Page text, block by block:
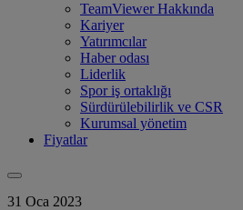
TeamViewer Hakkında
Kariyer
Yatırımcılar
Haber odası
Liderlik
Spor iş ortaklığı
Sürdürülebilirlik ve CSR
Kurumsal yönetim
Fiyatlar
31 Oca 2023